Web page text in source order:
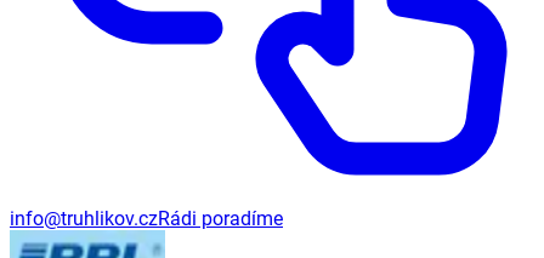
info@truhlikov.czRádi poradíme